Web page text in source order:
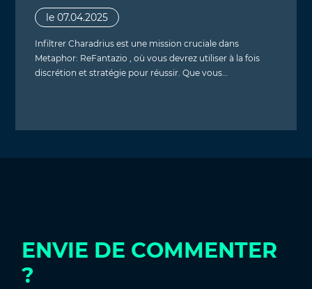
le 07.04.2025
Infiltrer Charadrius est une mission cruciale dans
Metaphor: ReFantazio , où vous devrez utiliser à la fois
discrétion et stratégie pour réussir. Que vous…
ENVIE DE COMMENTER
?